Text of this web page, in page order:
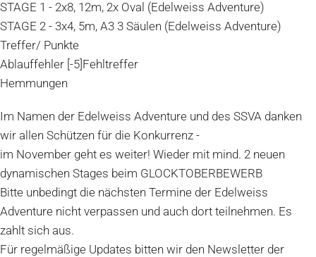
STAGE 1 - 2x8, 12m, 2x Oval (Edelweiss Adventure)
STAGE 2 - 3x4, 5m, A3 3 Säulen (Edelweiss Adventure)
Treffer/ Punkte
Ablauffehler [-5]Fehltreffer
Hemmungen
Im Namen der Edelweiss Adventure und des SSVA danken
wir allen Schützen für die Konkurrenz -
im November geht es weiter! Wieder mit mind. 2 neuen
dynamischen Stages beim GLOCKTOBERBEWERB
Bitte unbedingt die nächsten Termine der Edelweiss
Adventure nicht verpassen und auch dort teilnehmen. Es
zahlt sich aus.
Für regelmäßige Updates bitten wir den Newsletter der